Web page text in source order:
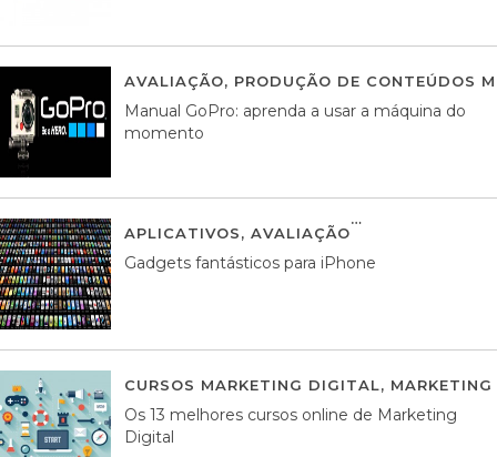
AVALIAÇÃO, PRODUÇÃO DE CONTEÚDOS
Manual GoPro: aprenda a usar a máquina do
momento
APLICATIVOS, AVALIAÇÃO
Gadgets fantásticos para iPhone
CURSOS MARKETING DIGITAL,
Os 13 melhores cursos online de Marketing
Digital